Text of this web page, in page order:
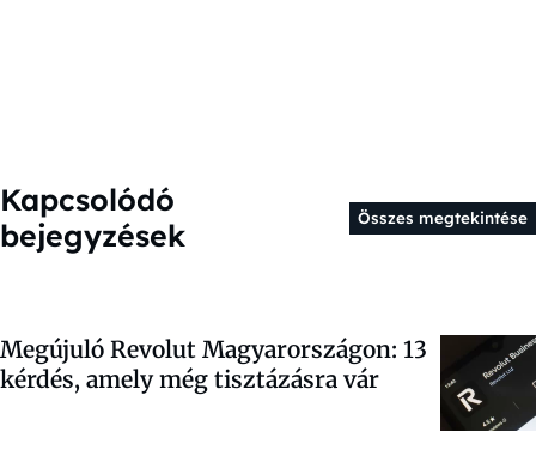
Kapcsolódó
bejegyzések
Összes megtekintése
Megújuló Revolut Magyarországon: 13
kérdés, amely még tisztázásra vár